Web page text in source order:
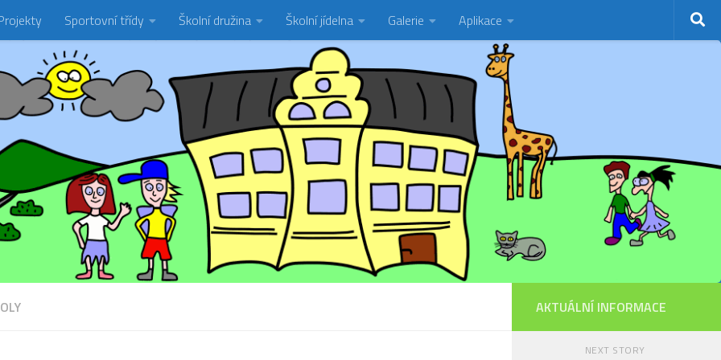
Sportovní třídy Školní družina Školní jídelna Galerie Aplikace
AKTUÁLNÍ INFORMACE
NEXT STORY